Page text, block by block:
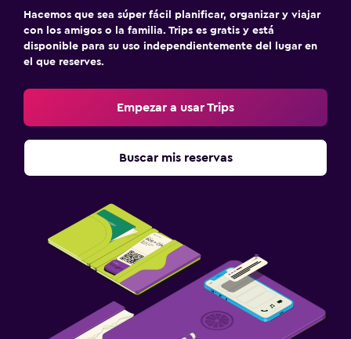
Hacemos que sea súper fácil planificar, organizar y viajar
con los amigos o la familia. Trips es gratis y está
disponible para su uso independientemente del lugar en
el que reserves.
Empezar a usar Trips
Buscar mis reservas